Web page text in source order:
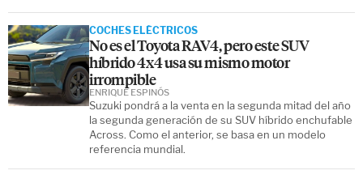
COCHES ELÉCTRICOS
No es el Toyota RAV4, pero este SUV
híbrido 4x4 usa su mismo motor
irrompible
Suzuki pondrá a la venta en la segunda mitad del año
la segunda generación de su SUV híbrido enchufable
Across. Como el anterior, se basa en un modelo
referencia mundial.
ENRIQUE ESPINÓS